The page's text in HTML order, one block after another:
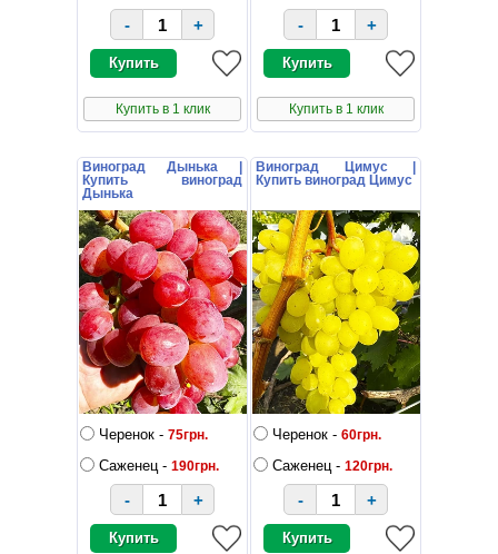
- +
Купить в 1 клик
- +
Купить в 1 клик
Виноград Дынька |
Купить виноград
Дынька
Черенок - 75грн.
Саженец - 190грн.
- +
Виноград Цимус |
Купить виноград Цимус
Черенок - 60грн.
Саженец - 120грн.
- +